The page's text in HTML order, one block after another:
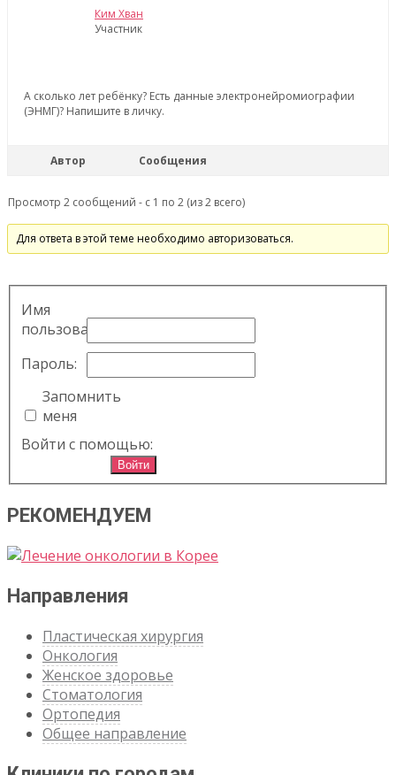
Ким Хван
Участник
А сколько лет ребёнку? Есть данные электронейромиографии
(ЭНМГ)? Напишите в личку.
Автор Сообщения
Просмотр 2 сообщений - с 1 по 2 (из 2 всего)
Для ответа в этой теме необходимо авторизоваться.
Имя
пользователя:
Пароль:
Запомнить
меня
Войти с помощью:
Войти
РЕКОМЕНДУЕМ
Направления
Пластическая хирургия
Онкология
Женское здоровье
Стоматология
Ортопедия
Общее направление